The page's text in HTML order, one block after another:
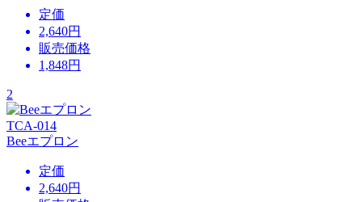
定価
2,640円
販売価格
1,848円
2
TCA-014
Beeエプロン
定価
2,640円